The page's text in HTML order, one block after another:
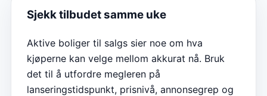
Sjekk tilbudet samme uke
Aktive boliger til salgs sier noe om hva
kjøperne kan velge mellom akkurat nå. Bruk
det til å utfordre megleren på
lanseringstidspunkt, prisnivå, annonsegrep og